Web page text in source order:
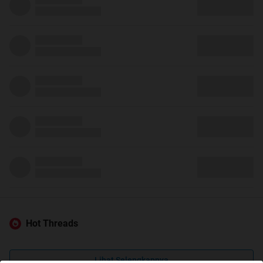
Hot Threads
Lihat Selengkapnya